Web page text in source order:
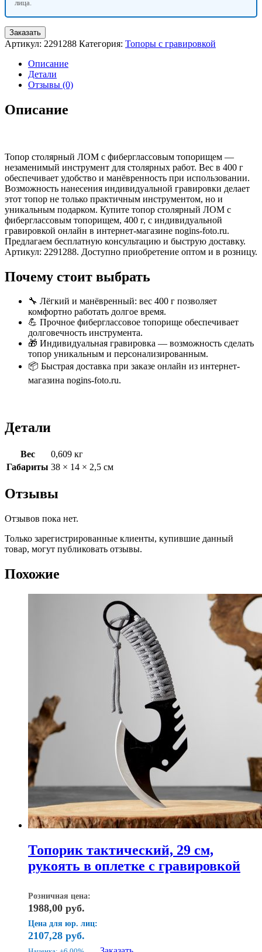
лица.
Количество
товара
Топор
столярный
ЛОМ,
фиберглассовое
400
г,
Заказать
Артикул: 2291288 Категория: Топоры с гравировкой
Описание
Детали
Отзывы (0)
Описание
Топор столярный ЛОМ с фиберглассовым топорищем —
незаменимый инструмент для столярных работ. Вес в 400 г
обеспечивает удобство и манёвренность при использовании.
Возможность нанесения индивидуальной гравировки делает
этот топор не только практичным инструментом, но и
уникальным подарком. Купите топор столярный ЛОМ с
фиберглассовым топорищем, 400 г, с индивидуальной
гравировкой онлайн в интернет-магазине nogins-foto.ru.
Предлагаем бесплатную консультацию и быструю доставку.
Артикул: 2291288. Доступно приобретение оптом и в розницу.
Почему стоит выбрать
🔧 Лёгкий и манёвренный: вес 400 г позволяет
комфортно работать долгое время.
💪 Прочное фиберглассовое топорище обеспечивает
долговечность инструмента.
🎁 Индивидуальная гравировка — возможность сделать
топор уникальным и персонализированным.
📦 Быстрая доставка при заказе онлайн из интернет-
магазина nogins-foto.ru.
Детали
Вес
0,609 кг
Габариты 38 × 14 × 2,5 см
Отзывы
Отзывов пока нет.
Только зарегистрированные клиенты, купившие данный
товар, могут публиковать отзывы.
Похожие
Топорик тактический, 29 см,
рукоять в оплетке с гравировкой
Розничная цена:
1988,00 руб.
Цена для юр. лиц:
2107,28 руб.